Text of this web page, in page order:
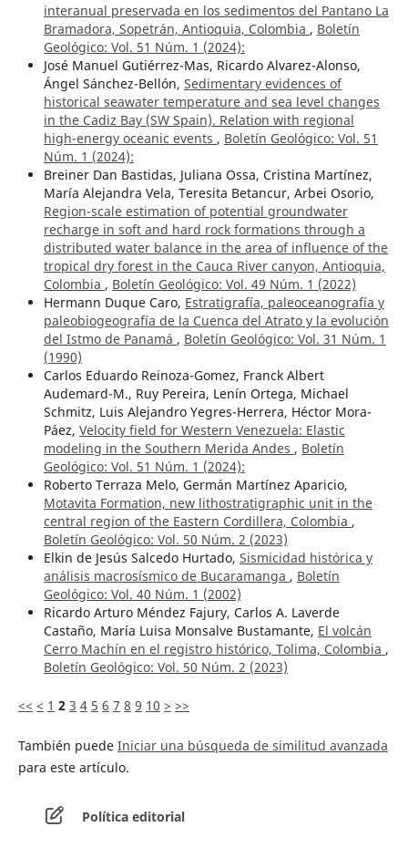
interanual preservada en los sedimentos del Pantano La
Bramadora, Sopetrán, Antioquia, Colombia , Boletín
Geológico: Vol. 51 Núm. 1 (2024):
José Manuel Gutiérrez-Mas, Ricardo Alvarez-Alonso,
Ángel Sánchez-Bellón, Sedimentary evidences of
historical seawater temperature and sea level changes
in the Cadiz Bay (SW Spain). Relation with regional
high-energy oceanic events , Boletín Geológico: Vol. 51
Núm. 1 (2024):
Breiner Dan Bastidas, Juliana Ossa, Cristina Martínez,
María Alejandra Vela, Teresita Betancur, Arbei Osorio,
Region-scale estimation of potential groundwater
recharge in soft and hard rock formations through a
distributed water balance in the area of influence of the
tropical dry forest in the Cauca River canyon, Antioquia,
Colombia , Boletín Geológico: Vol. 49 Núm. 1 (2022)
Hermann Duque Caro, Estratigrafía, paleoceanografía y
paleobiogeografía de la Cuenca del Atrato y la evolución
del Istmo de Panamá , Boletín Geológico: Vol. 31 Núm. 1
(1990)
Carlos Eduardo Reinoza-Gomez, Franck Albert
Audemard-M., Ruy Pereira, Lenín Ortega, Michael
Schmitz, Luis Alejandro Yegres-Herrera, Héctor Mora-
Páez, Velocity field for Western Venezuela: Elastic
modeling in the Southern Merida Andes , Boletín
Geológico: Vol. 51 Núm. 1 (2024):
Roberto Terraza Melo, Germán Martínez Aparicio,
Motavita Formation, new lithostratigraphic unit in the
central region of the Eastern Cordillera, Colombia ,
Boletín Geológico: Vol. 50 Núm. 2 (2023)
Elkin de Jesús Salcedo Hurtado, Sismicidad histórica y
análisis macrosísmico de Bucaramanga , Boletín
Geológico: Vol. 40 Núm. 1 (2002)
Ricardo Arturo Méndez Fajury, Carlos A. Laverde
Castaño, María Luisa Monsalve Bustamante, El volcán
Cerro Machín en el registro histórico, Tolima, Colombia ,
Boletín Geológico: Vol. 50 Núm. 2 (2023)
<< < 1 2 3 4 5 6 7 8 9 10 > >>
También puede Iniciar una búsqueda de similitud avanzada
para este artículo.
Política editorial